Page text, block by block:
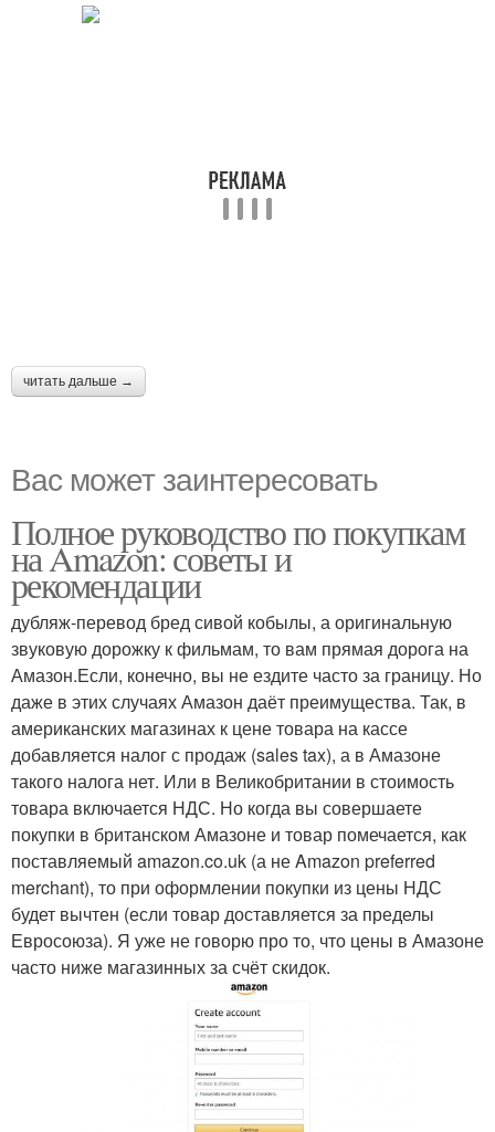
читать дальше →
Вас может заинтересовать
Полное руководство по покупкам
на Amazon: советы и
рекомендации
дубляж-перевод бред сивой кобылы, а оригинальную
звуковую дорожку к фильмам, то вам прямая дорога на
Амазон.Если, конечно, вы не ездите часто за границу. Но
даже в этих случаях Амазон даёт преимущества. Так, в
американских магазинах к цене товара на кассе
добавляется налог с продаж (sales tax), а в Амазоне
такого налога нет. Или в Великобритании в стоимость
товара включается НДС. Но когда вы совершаете
покупки в британском Амазоне и товар помечается, как
поставляемый amazon.co.uk (а не Amazon preferred
merchant), то при оформлении покупки из цены НДС
будет вычтен (если товар доставляется за пределы
Евросоюза). Я уже не говорю про то, что цены в Амазоне
часто ниже магазинных за счёт скидок.